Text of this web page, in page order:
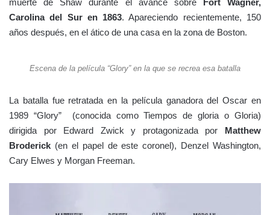
Carolina del Sur en 1863. Apareciendo recientemente, 150
años después, en el ático de una casa en la zona de Boston.
Escena de la película “Glory” en la que se recrea esa batalla
La batalla fue retratada en la película ganadora del Oscar en
1989 “Glory” (conocida como Tiempos de gloria o Gloria)
dirigida por Edward Zwick y protagonizada por Matthew
Broderick (en el papel de este coronel), Denzel Washington,
Cary Elwes y Morgan Freeman.